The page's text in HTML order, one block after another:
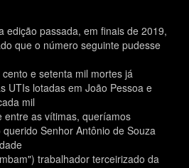
edição passada, em finais de 2019,
que o número seguinte pudesse
e setenta mil mortes já
UTIs lotadas em João Pessoa e
mil
entre as vítimas, queríamos
Senhor Antônio de Souza
trabalhador terceirizado da